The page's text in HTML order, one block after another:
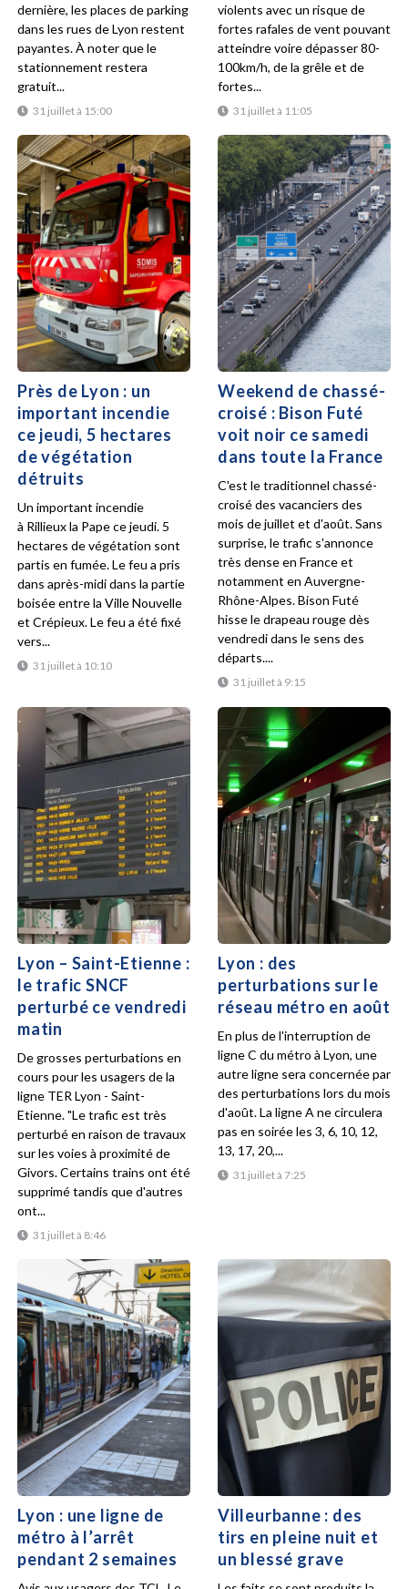
31 juillet à 15:00
dernière, les places de parking
dans les rues de Lyon restent
payantes. À noter que le
stationnement restera
gratuit...
31 juillet à 11:05
violents avec un risque de
fortes rafales de vent pouvant
atteindre voire dépasser 80-
100km/h, de la grêle et de
fortes...
Près de Lyon : un
important incendie
ce jeudi, 5 hectares
de végétation
détruits
31 juillet à 10:10
Un important incendie
à Rillieux la Pape ce jeudi. 5
hectares de végétation sont
partis en fumée. Le feu a pris
dans après-midi dans la partie
boisée entre la Ville Nouvelle
et Crépieux. Le feu a été fixé
vers...
Weekend de chassé-
croisé : Bison Futé
voit noir ce samedi
dans toute la France
31 juillet à 9:15
C'est le traditionnel chassé-
croisé des vacanciers des
mois de juillet et d'août. Sans
surprise, le trafic s'annonce
très dense en France et
notamment en Auvergne-
Rhône-Alpes. Bison Futé
hisse le drapeau rouge dès
vendredi dans le sens des
départs....
Lyon – Saint-Etienne :
le trafic SNCF
perturbé ce vendredi
matin
31 juillet à 8:46
De grosses perturbations en
cours pour les usagers de la
ligne TER Lyon - Saint-
Etienne. "Le trafic est très
perturbé en raison de travaux
sur les voies à proximité de
Givors. Certains trains ont été
supprimé tandis que d'autres
ont...
Lyon : des
perturbations sur le
réseau métro en août
31 juillet à 7:25
En plus de l'interruption de
ligne C du métro à Lyon, une
autre ligne sera concernée par
des perturbations lors du mois
d'août. La ligne A ne circulera
pas en soirée les 3, 6, 10, 12,
13, 17, 20,...
Lyon : une ligne de
métro à l’arrêt
pendant 2 semaines
Villeurbanne : des
tirs en pleine nuit et
un blessé grave